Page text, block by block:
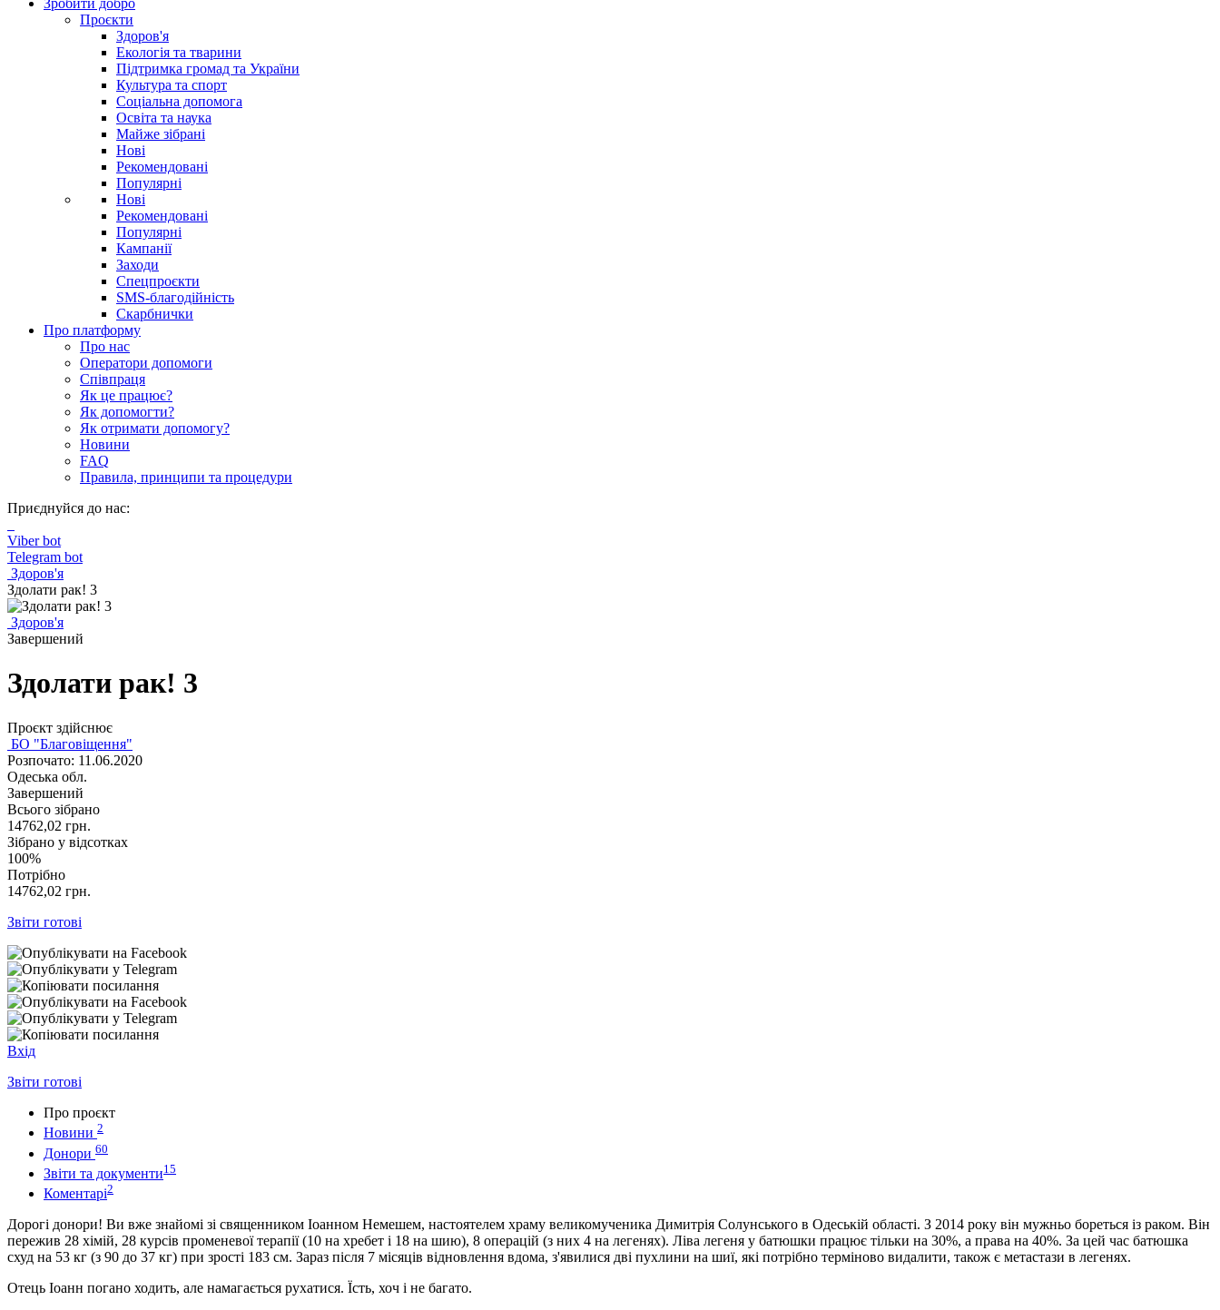
Зробити добро
Проєкти
Здоров'я
Екологія та тварини
Підтримка громад та України
Культура та спорт
Соціальна допомога
Освіта та наука
Майже зібрані
Нові
Рекомендовані
Популярні
Нові
Рекомендовані
Популярні
Кампанії
Заходи
Спецпроєкти
SMS-благодійність
Скарбнички
Про платформу
Про нас
Оператори допомоги
Співпраця
Як це працює?
Як допомогти?
Як отримати допомогу?
Новини
FAQ
Правила, принципи та процедури
Приєднуйся до нас:
Viber bot
Telegram bot
Здоров'я
Здолати рак! 3
Здоров'я
Завершений
Здолати рак! 3
Проєкт здійснює
БО "Благовіщення"
Розпочато: 11.06.2020
Одеська обл.
Завершений
Всього зібрано
14762,02 грн.
Зібрано у відсотках
100%
Потрібно
14762,02 грн.
Звіти готові
Вхід
Звіти готові
Про проєкт
Новини 2
Донори 60
Звіти та документи15
Коментарі2
Дорогі донори! Ви вже знайомі зі священником Іоанном Немешем, настоятелем храму великомученика Димитрія Солунського в Одеській області. З 2014 року він мужньо бореться із раком. Він
пережив 28 хімій, 28 курсів променевої терапії (10 на хребет і 18 на шию), 8 операцій (з них 4 на легенях). Ліва легеня у батюшки працює тільки на 30%, а права на 40%. За цей час батюшка
схуд на 53 кг (з 90 до 37 кг) при зрості 183 см. Зараз після 7 місяців відновлення вдома, з'явилися дві пухлини на шиї, які потрібно терміново видалити, також є метастази в легенях.
Отець Іоанн погано ходить, але намагається рухатися. Їсть, хоч і не багато.